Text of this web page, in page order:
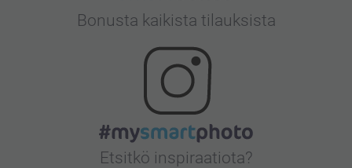
Bonusta kaikista tilauksista
Etsitkö inspiraatiota?